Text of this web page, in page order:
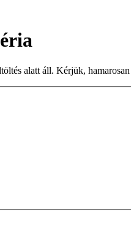
alatt áll. Kérjük,